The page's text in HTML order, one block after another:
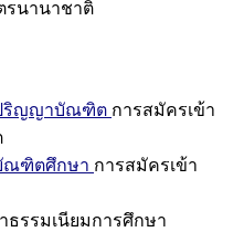
รนานาชาติ
ปริญญาบัณฑิต การสมัครเข้า
ณฑิตศึกษา การสมัครเข้า
ธรรมเนียมการศึกษา